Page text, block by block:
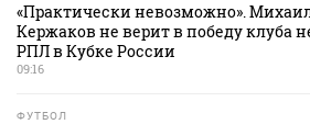
«Практически невозможно».
Кержаков не верит в победу клуба
РПЛ в Кубке России
09:16
ФУТБОЛ